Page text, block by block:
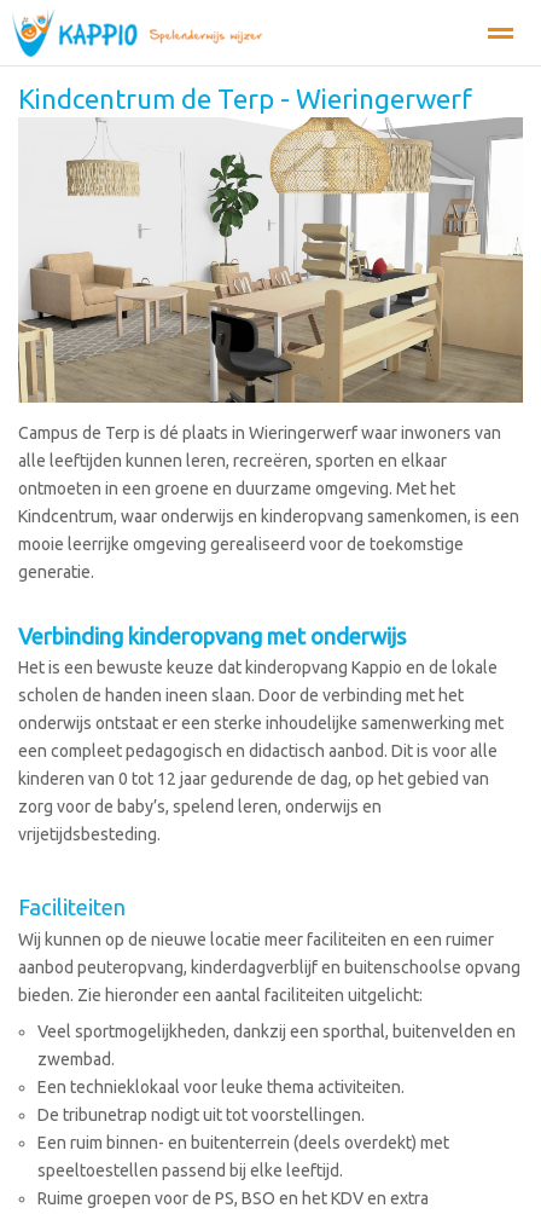
Organisatie Tarieven Inschrijven MijnKappio
Bellen Zoeken
Kindcentrum de Terp - Wieringerwerf
Campus de Terp is dé plaats in Wieringerwerf waar inwoners van
alle leeftijden kunnen leren, recreëren, sporten en elkaar
ontmoeten in een groene en duurzame omgeving. Met het
Kindcentrum, waar onderwijs en kinderopvang samenkomen, is een
mooie leerrijke omgeving gerealiseerd voor de toekomstige
generatie.
Verbinding kinderopvang met onderwijs
Het is een bewuste keuze dat kinderopvang Kappio en de lokale
scholen de handen ineen slaan. Door de verbinding met het
onderwijs ontstaat er een sterke inhoudelijke samenwerking met
een compleet pedagogisch en didactisch aanbod. Dit is voor alle
kinderen van 0 tot 12 jaar gedurende de dag, op het gebied van
zorg voor de baby’s, spelend leren, onderwijs en
vrijetijdsbesteding.
Faciliteiten
Wij kunnen op de nieuwe locatie meer faciliteiten en een ruimer
aanbod peuteropvang, kinderdagverblijf en buitenschoolse opvang
bieden. Zie hieronder een aantal faciliteiten uitgelicht:
Veel sportmogelijkheden, dankzij een sporthal, buitenvelden en
zwembad.
Een technieklokaal voor leuke thema activiteiten.
De tribunetrap nodigt uit tot voorstellingen.
Een ruim binnen- en buitenterrein (deels overdekt) met
speeltoestellen passend bij elke leeftijd.
Ruime groepen voor de PS, BSO en het KDV en extra